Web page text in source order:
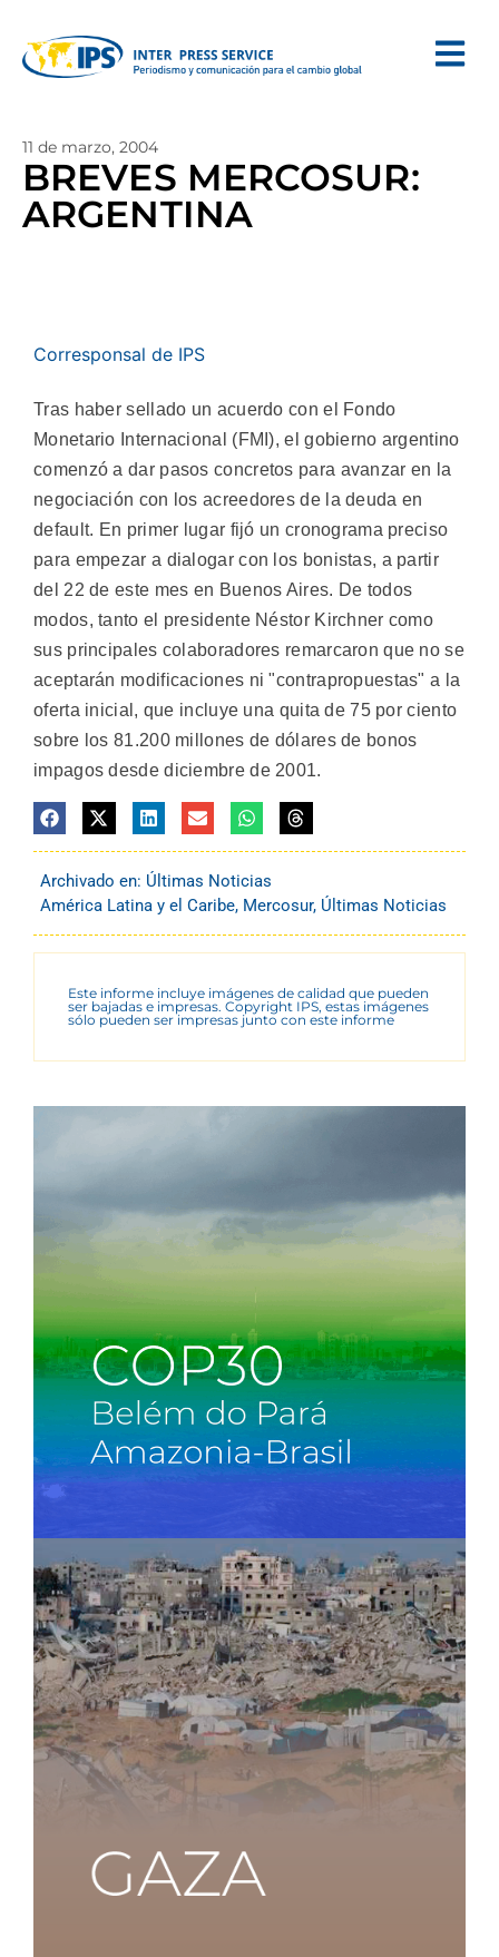
11 de marzo, 2004
BREVES MERCOSUR:
ARGENTINA
Corresponsal de IPS
Tras haber sellado un acuerdo con el Fondo
Monetario Internacional (FMI), el gobierno argentino
comenzó a dar pasos concretos para avanzar en la
negociación con los acreedores de la deuda en
default. En primer lugar fijó un cronograma preciso
para empezar a dialogar con los bonistas, a partir
del 22 de este mes en Buenos Aires. De todos
modos, tanto el presidente Néstor Kirchner como
sus principales colaboradores remarcaron que no se
aceptarán modificaciones ni "contrapropuestas" a la
oferta inicial, que incluye una quita de 75 por ciento
sobre los 81.200 millones de dólares de bonos
impagos desde diciembre de 2001.
Archivado en: Últimas Noticias
América Latina y el Caribe, Mercosur, Últimas Noticias
Este informe incluye imágenes de calidad que pueden
ser bajadas e impresas. Copyright IPS, estas imágenes
sólo pueden ser impresas junto con este informe